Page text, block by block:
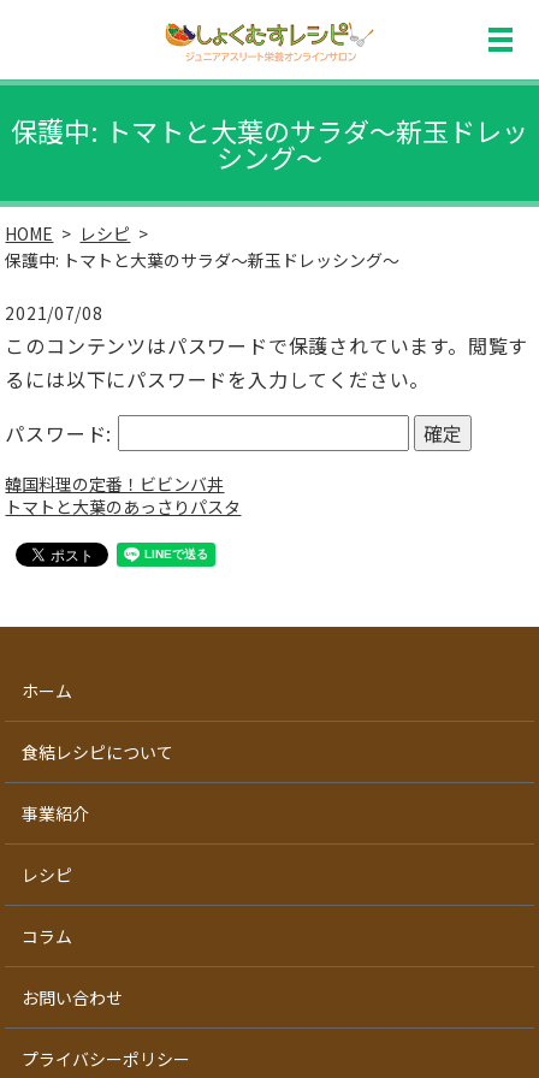
保護中: トマトと大葉のサラダ～新玉ドレッ
シング～
HOME
レシピ
保護中: トマトと大葉のサラダ～新玉ドレッシング～
2021/07/08
このコンテンツはパスワードで保護されています。閲覧す
るには以下にパスワードを入力してください。
パスワード:
韓国料理の定番！ビビンバ丼
トマトと大葉のあっさりパスタ
ホーム
食結レシピについて
事業紹介
レシピ
コラム
お問い合わせ
プライバシーポリシー